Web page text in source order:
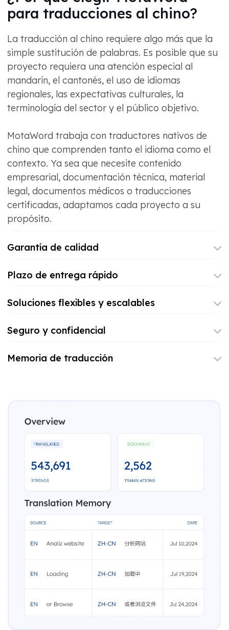
para traducciones al chino?
La traducción al chino requiere algo más que la
simple sustitución de palabras. Es posible que su
proyecto requiera una atención especial al
mandarín, el cantonés, el uso de idiomas
regionales, las expectativas culturales, la
terminología del sector y el público objetivo.
MotaWord trabaja con traductores nativos de
chino que comprenden tanto el idioma como el
contexto. Ya sea que necesite contenido
empresarial, documentación técnica, material
legal, documentos médicos o traducciones
certificadas, adaptamos cada proyecto a su
propósito.
Garantía de calidad
Plazo de entrega rápido
Soluciones flexibles y escalables
Seguro y confidencial
Memoria de traducción